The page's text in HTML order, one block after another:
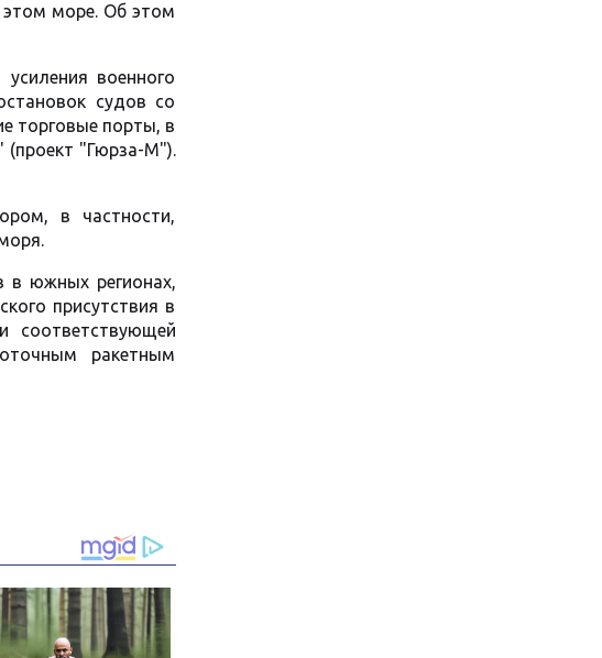
этом море. Об этом
военного
судов со
торговые порты, в
"Гюрза-М").
в частности,
в южных регионах,
присутствия в
соответствующей
ракетным